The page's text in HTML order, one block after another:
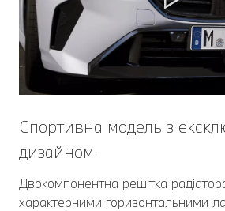
Спортивна модель з
дизайном.
Двокомпонентна решітка
характерними горизонтальними